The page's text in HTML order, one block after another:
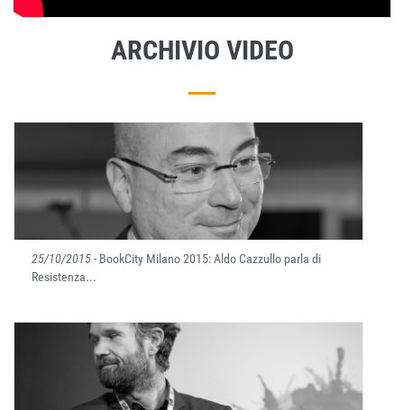
ARCHIVIO VIDEO
25/10/2015- BookCity Milano 2015: Aldo Cazzullo parla di
Resistenza...